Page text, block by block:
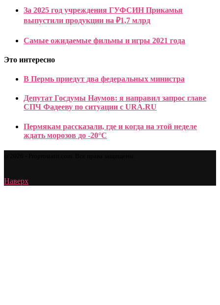
За 2025 год учреждения ГУФСИН Прикамья
выпустили продукции на ₽1,7 млрд
Самые ожидаемые фильмы и игры 2021 года
Это интересно
В Пермь приедут два федеральных министра
Депутат Госдумы Наумов: я направил запрос главе
СПЧ Фадееву по ситуации с URA.RU
Пермякам рассказали, где и когда на этой неделе
ждать морозов до -20°С
Наверх